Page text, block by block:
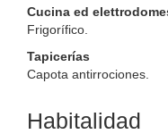
Cucina ed
Frigorífico.
Tapicerías
Capota antirrociones.
Habitalidad